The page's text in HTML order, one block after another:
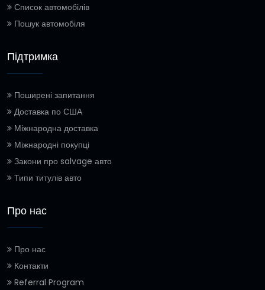
Список автомобілів
Пошук автомобіля
Підтримка
Поширені запитання
Доставка по США
Міжнародна доставка
Міжнародні покупці
Закони про salvage авто
Типи титулів авто
Про нас
Про нас
Контакти
Referral Program